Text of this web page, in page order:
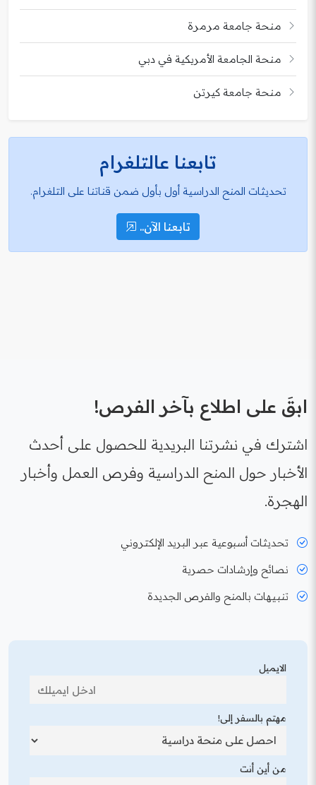
منحة جامعة مرمرة
منحة الجامعة الأمريكية في دبي
منحة جامعة كيرتن
تابعنا عالتلغرام
تحديثات المنح الدراسية أول بأول ضمن قناتنا على التلغرام.
تابعنا الآن..
ابقَ على اطلاع بآخر الفرص!
اشترك في نشرتنا البريدية للحصول على أحدث
الأخبار حول المنح الدراسية وفرص العمل وأخبار
الهجرة.
تحديثات أسبوعية عبر البريد الإلكتروني
نصائح وإرشادات حصرية
تنبيهات بالمنح والفرص الجديدة
الايميل
مهتم بالسفر إلى!
من أين أنت